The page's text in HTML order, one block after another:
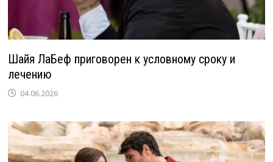
Шайя ЛаБеф приговорен к условному сроку и
лечению
04.06.2026